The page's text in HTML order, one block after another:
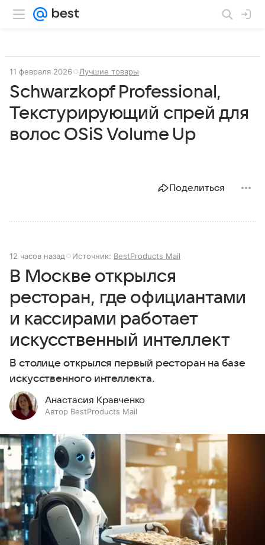
11 февраля 2026 Лучшие товары
Schwarzkopf Professional,
Текстурирующий спрей для
волос OSiS Volume Up
Поделиться
12 часов назад Источник: BestProducts Mail
В Москве открылся
ресторан, где официантами
и кассирами работает
искусственный интеллект
В столице открылся первый ресторан на базе
искусственного интеллекта.
Анастасия Кравченко
Автор BestProducts Mail